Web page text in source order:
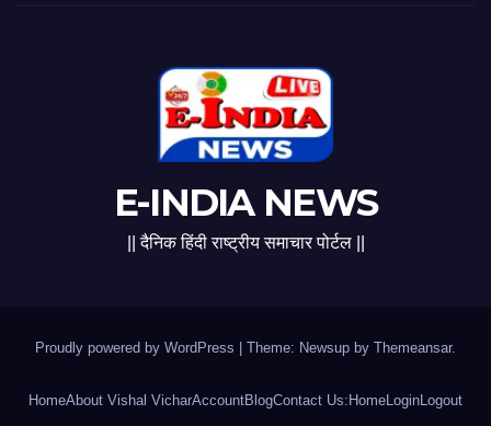
E-INDIA NEWS
|| दैनिक हिंदी राष्ट्रीय समाचार पोर्टल ||
Proudly powered by WordPress | Theme: Newsup by Themeansar.
HomeAbout Vishal VicharAccountBlogContact Us: HomeLoginLogout